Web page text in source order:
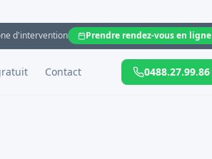
d'intervention Prendre rendez-vous en ligne
Contact 0488.27.99.86